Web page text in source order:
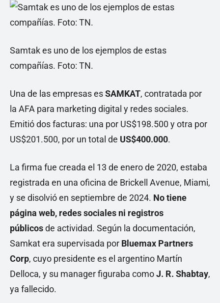
Samtak es uno de los ejemplos de estas
compañías. Foto: TN.
Una de las empresas esSAMKAT, contratada por
la AFA para marketing digital y redes sociales.
Emitió dos facturas: una por US$198.500 y otra por
US$201.500, por un total de US$400.000.
La firma fue creada el 13 de enero de 2020, estaba
registrada en una oficina de Brickell Avenue, Miami,
y se disolvió en septiembre de 2024. No tiene
página web, redes sociales ni registros
públicosde actividad. Según la documentación,
Samkat era supervisada por Bluemax Partners
Corp, cuyo presidente es el argentino Martín
Delloca, y su manager figuraba comoJ. R. Shabtay,
ya fallecido.